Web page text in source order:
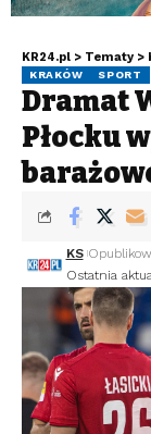
KR24.pl > Tematy >
KRAKÓW SPORT
Dramat
Płocku
Ostatnia
KS